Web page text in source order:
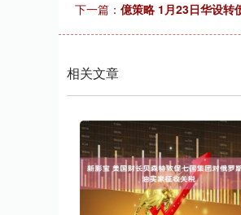
下一篇： 億策略 1月23日华设转
相关文章